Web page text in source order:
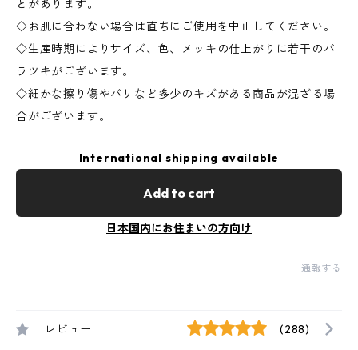
とがあります。
◇お肌に合わない場合は直ちにご使用を中止してください。
◇生産時期によりサイズ、色、メッキの仕上がりに若干のバ
ラツキがございます。
◇細かな擦り傷やバリなど多少のキズがある商品が混ざる場
合がございます。
International shipping available
Add to cart
日本国内にお住まいの方向け
通報する
レビュー (288)